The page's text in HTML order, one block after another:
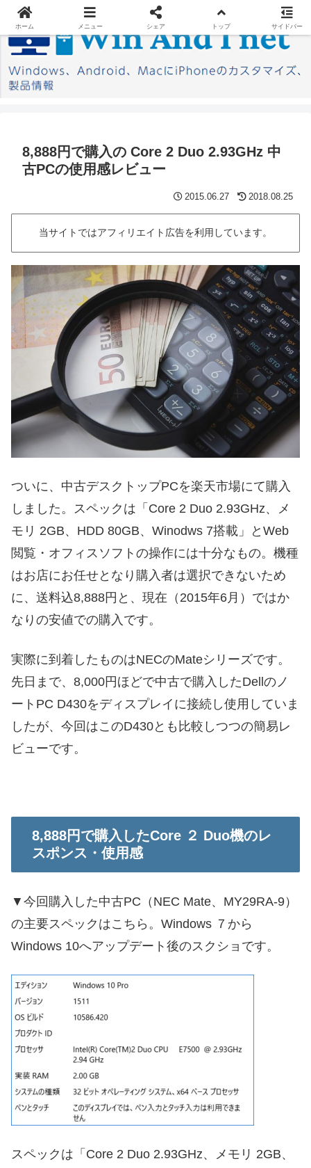
8,888円で購入の Core 2 Duo 2.93GHz 中
古PCの使用感レビュー
2015.06.27 2018.08.25
当サイトではアフィリエイト広告を利用しています。
ついに、中古デスクトップPCを楽天市場にて購入
しました。スペックは「Core 2 Duo 2.93GHz、メ
モリ 2GB、HDD 80GB、Winodws 7搭載」とWeb
閲覧・オフィスソフトの操作には十分なもの。機種
はお店にお任せとなり購入者は選択できないため
に、送料込8,888円と、現在（2015年6月）ではか
なりの安値での購入です。
実際に到着したものはNECのMateシリーズです。
先日まで、8,000円ほどで中古で購入したDellのノ
ートPC D430をディスプレイに接続し使用していま
したが、今回はこのD430とも比較しつつの簡易レ
ビューです。
8,888円で購入したCore ２ Duo機のレ
スポンス・使用感
▼今回購入した中古PC（NEC Mate、MY29RA-9）
の主要スペックはこちら。Windows ７から
Windows 10へアップデート後のスクショです。
スペックは「Core 2 Duo 2.93GHz、メモリ 2GB、
ホーム メニュー シェア トップ サイドバー